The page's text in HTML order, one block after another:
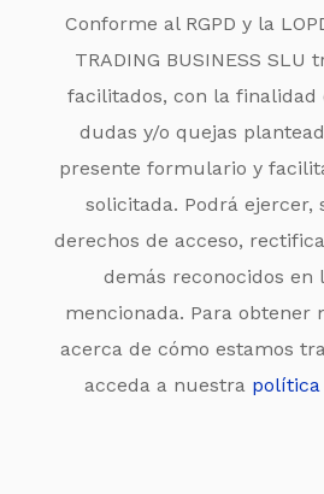
Conforme al RGPD y la
TRADING BUSINESS SLU
facilitados, con la finalidad
dudas y/o quejas
presente formulario y
solicitada. Podrá ejercer,
derechos de acceso,
demás reconocidos en
mencionada. Para obtener
acerca de cómo estamos
acceda a nuestra política